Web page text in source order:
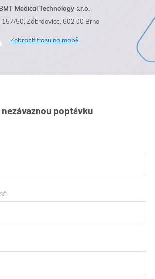
BMT Medical Technology s.r.o.
157/50, Zábrdovice, 602 00 Brno
Zobrazit trasu na mapě
poptávku